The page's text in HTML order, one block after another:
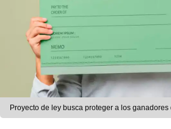
Proyecto de ley busca proteger a los